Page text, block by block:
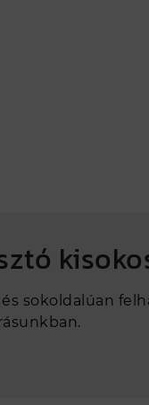
sokoldalúan